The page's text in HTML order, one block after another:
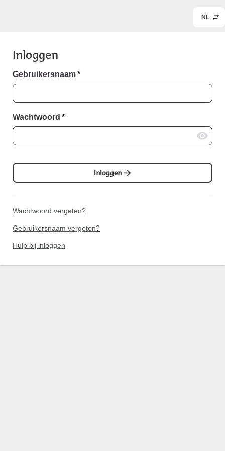
NL
Inloggen
Gebruikersnaam*
Wachtwoord *
Inloggen
Wachtwoord vergeten?
Gebruikersnaam vergeten?
Hulp bij inloggen